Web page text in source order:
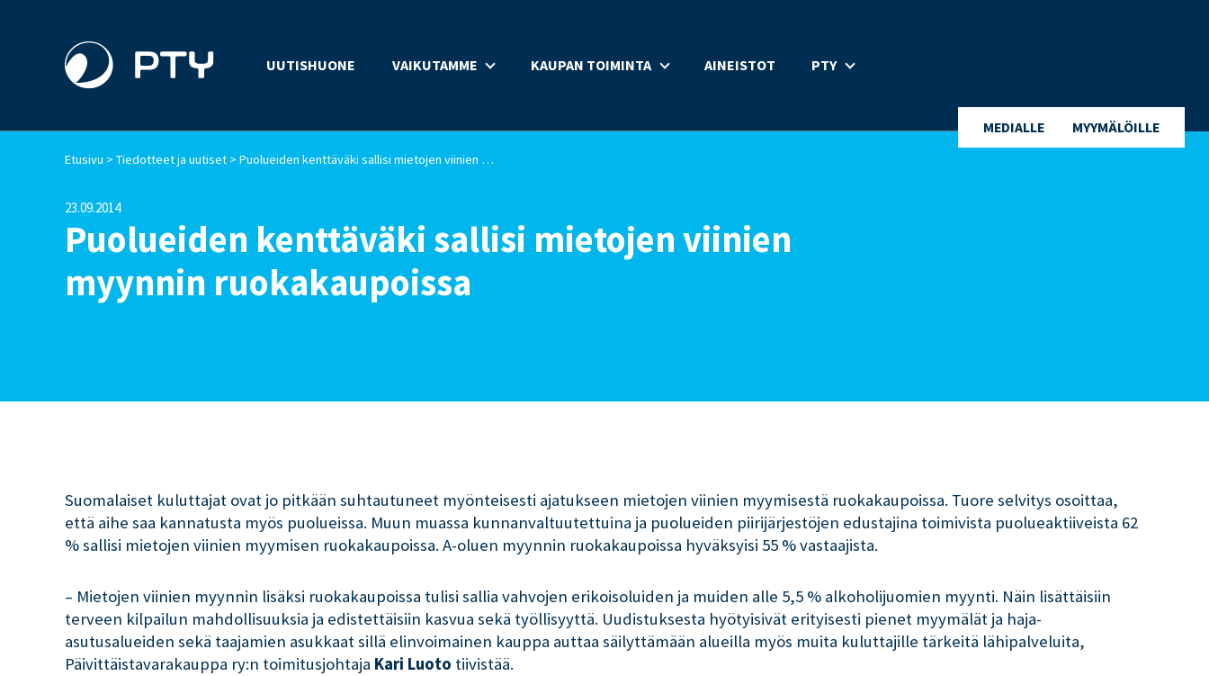
UUTISHUONE VAIKUTAMME KAUPAN TOIMINTA AINEISTOT PTY
MEDIALLE MYYMÄLÖILLE
Etusivu > Tiedotteet ja uutiset > Puolueiden kenttäväki sallisi mietojen viinien myynnin ruokakaupoissa
23.09.2014
Puolueiden kenttäväki sallisi mietojen viinien
myynnin ruokakaupoissa
Suomalaiset kuluttajat ovat jo pitkään suhtautuneet myönteisesti ajatukseen mietojen viinien myymisestä ruokakaupoissa. Tuore selvitys osoittaa,
että aihe saa kannatusta myös puolueissa. Muun muassa kunnanvaltuutettuina ja puolueiden piirijärjestöjen edustajina toimivista puolueaktiiveista 62
% sallisi mietojen viinien myymisen ruokakaupoissa. A-oluen myynnin ruokakaupoissa hyväksyisi 55 % vastaajista.
– Mietojen viinien myynnin lisäksi ruokakaupoissa tulisi sallia vahvojen erikoisoluiden ja muiden alle 5,5 % alkoholijuomien myynti. Näin lisättäisiin
terveen kilpailun mahdollisuuksia ja edistettäisiin kasvua sekä työllisyyttä. Uudistuksesta hyötyisivät erityisesti pienet myymälät ja haja-
asutusalueiden sekä taajamien asukkaat sillä elinvoimainen kauppa auttaa säilyttämään alueilla myös muita kuluttajille tärkeitä lähipalveluita,
Päivittäistavarakauppa ry:n toimitusjohtaja Kari Luoto tiivistää.